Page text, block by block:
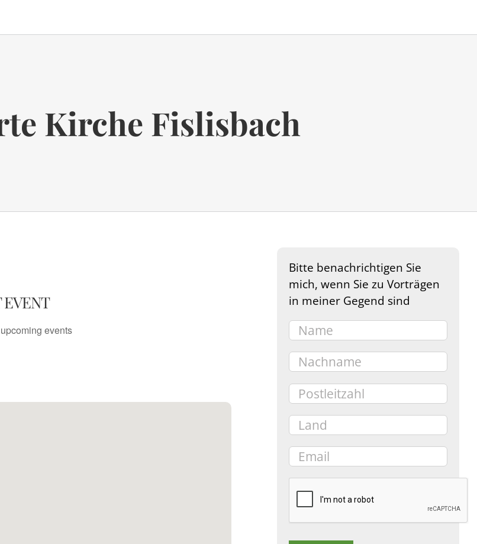
Kirche Fislisbach
EVENT
events
Bitte benachrichtigen Sie
mich, wenn Sie zu Vorträgen
in meiner Gegend sind